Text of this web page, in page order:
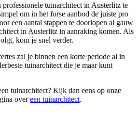
tuinarchitect in Austerlitz te
om in het forse aanbod de juiste pro
een aantal stappen te doorlopen al gauw
in Austerlitz in aanraking komen. Als
kom je snel verder.
zal je binnen een korte periode al in
tuinarchitect die je maar kunt
tuinarchitect? Kijk dan eens op onze
overeen tuinarchitect.